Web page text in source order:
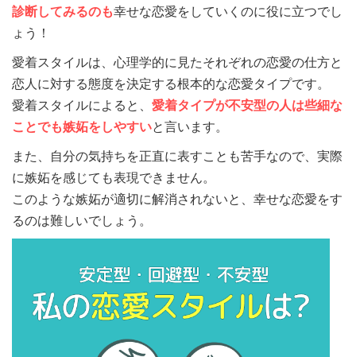
診断してみるのも幸せな恋愛をしていくのに役に立つでし
ょう！
愛着スタイルは、心理学的に見たそれぞれの恋愛の仕方と
恋人に対する態度を決定する根本的な恋愛タイプです。
愛着スタイルによると、 愛着タイプが不安型の人は些細な
ことでも嫉妬をしやすいと言います。
また、自分の気持ちを正直に表すことも苦手なので、実際
に嫉妬を感じても表現できません。
このような嫉妬が適切に解消されないと、幸せな恋愛をす
るのは難しいでしょう。